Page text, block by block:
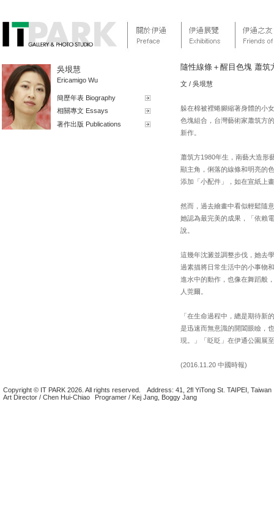
吳垠慧
Ericamigo Wu
簡歷年表 Biography
相關專文 Essays
著作出版 Publications
隨性線條＋醒目色塊 蕭筑
文 / 吳垠慧
躲在棉被裡蜷腳縮著身體的小
色塊組合，台灣藝術家蕭筑方
新作。
蕭筑方1980年生，南藝大造形
顯主角，俐落的線條和明亮的
添加「小配件」，如在宣紙上
然而，過去繪畫中看似輕鬆隨
她認為最完美的成果，「依賴
說。
這幾年沈澱並調整步伐，她去
過素描將日常生活中的小事物
進水中的動作，也像在舞蹈般
人莞爾。
「在生命過程中，總是期待
是迅速而無意識的開闔眼瞼，
現。」「眨眨」在伊通公園展
(2016.11.20 中國時報)
Copyright © IT PARK 2026. All rights reserved.
Address: 41, 2fl YiTong St. TAIPEI, Taiwan
Art Director / Chen Hui-Chiao
Programer / Kej Jang, Boggy Jang